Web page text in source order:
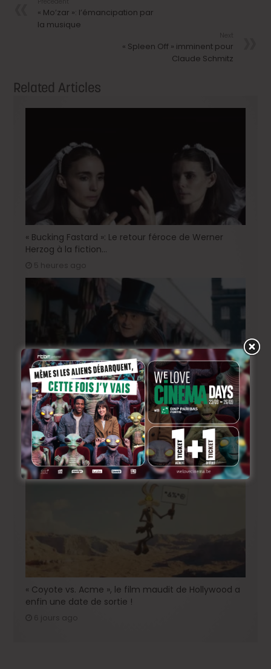
« Mo’zar »: l’émancipation par
la musique
« Spleen Off » imminent pour
Claude Schmitz
Related Articles
« Bucking Fastard »: Le retour féroce de Werner
Herzog à la fiction…
5 heures ago
Johnny Depp en Ebenezer Scrooge: le grand retour
de l’acteur dans une relecture sombre du classique
de Dickens !
4 jours ago
« Coyote vs. Acme », le film maudit de Hollywood a
enfin une date de sortie !